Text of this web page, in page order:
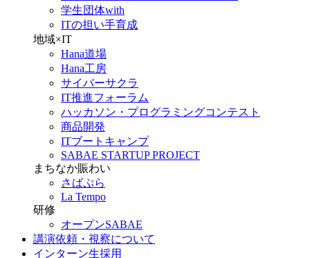
学生団体with
ITの担い手育成
地域×IT
Hana道場
Hana工房
サイバーサクラ
IT推進フォーラム
ハッカソン・プログラミングコンテスト
商品開発
ITブートキャンプ
SABAE STARTUP PROJECT
まちなか賑わい
さばぷら
La Tempo
研修
オープンSABAE
講演依頼・視察について
インターン生採用